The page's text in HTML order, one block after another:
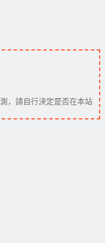
，請自行決定是否在本站